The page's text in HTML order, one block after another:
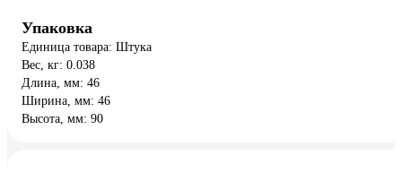
Упаковка
Единица товара: Штука
Вес, кг: 0.038
Длина, мм: 46
Ширина, мм: 46
Высота, мм: 90